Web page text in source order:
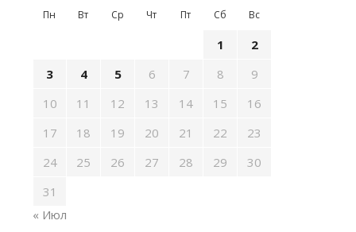
Пн Вт Ср Чт Пт Сб Вс
1
2
3
4 5 6 7 8
9
10
11 12 13 14 15
16
17
18 19 20 21 22
23
24
25 26 27 28 29
30
31
« Июл